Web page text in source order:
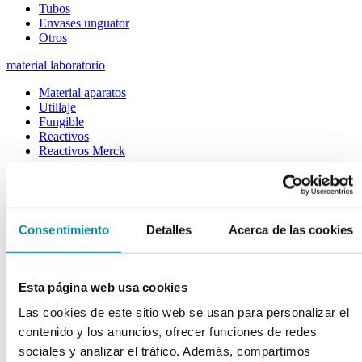
Consentimiento Detalles Acerca de las cookies
Esta página web usa cookies
Las cookies de este sitio web se usan para personalizar el
contenido y los anuncios, ofrecer funciones de redes
sociales y analizar el tráfico. Además, compartimos
Tubos
Envases unguator
Otros
material laboratorio
Material aparatos
Utillaje
Fungible
Reactivos
Reactivos Merck
Búsqueda en el sitio
Inicio >>
SOPORTE LLENADO COLIRIO MONODOSIS
arrow_back Ficha de producto